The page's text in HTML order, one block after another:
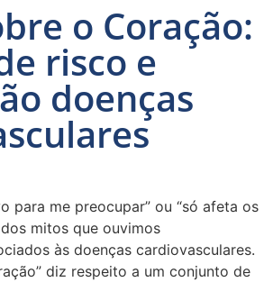
o Coração:
risco e
doenças
para me preocupar” ou “só afeta os
mitos que ouvimos
às doenças cardiovasculares.
diz respeito a um conjunto de